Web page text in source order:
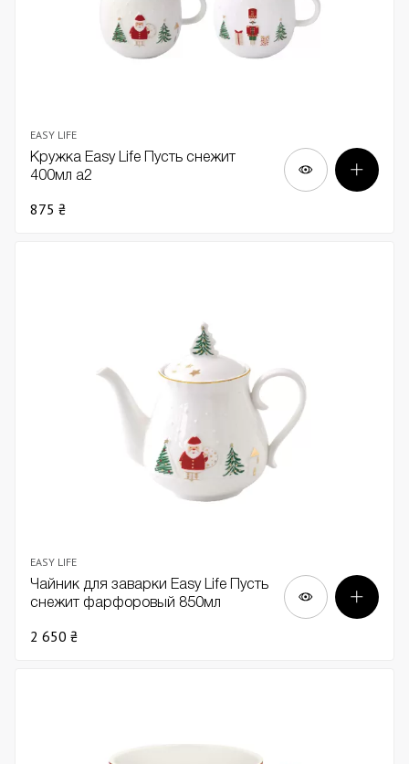
EASY LIFE
Кружка Easy Life Пусть снежит
400мл а2
875 ₴
EASY LIFE
Чайник для заварки Easy Life Пусть
снежит фарфоровый 850мл
2 650 ₴